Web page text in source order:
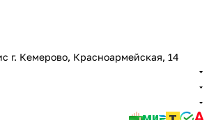
г. Кемерово, Красноармейская, 14